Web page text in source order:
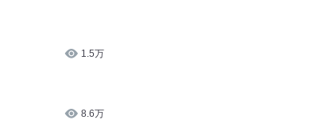
1.5万
8.6万